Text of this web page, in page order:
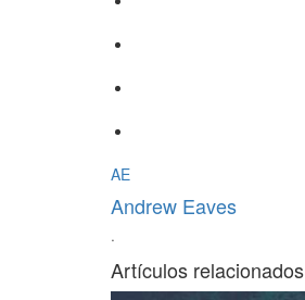
AE
Andrew Eaves
·
Artículos relacionados